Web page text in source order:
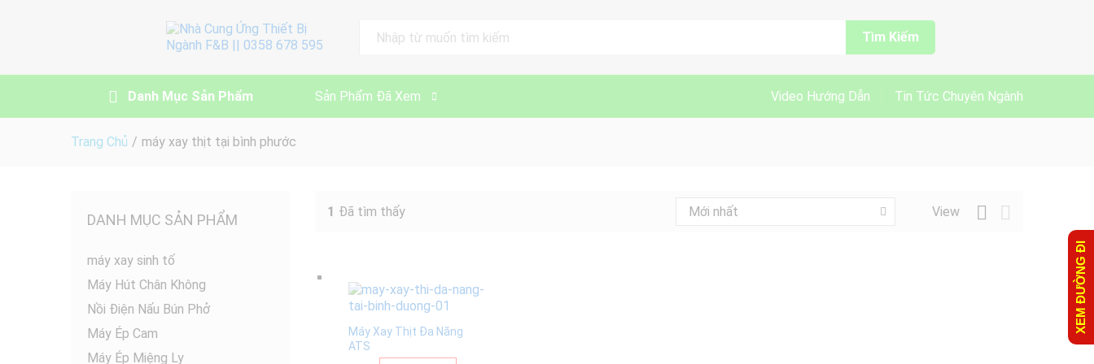
Tìm Kiếm
Danh Mục Sản Phẩm Sản Phẩm Đã Xem Video Hướng Dẫn Tin Tức Chuyên Ngành
Trang Chủ / máy xay thịt tại bình phước
1 Đã tìm thấy View
Mới nhất
Máy Xay Thịt Đa Năng
ATS
DANH MỤC SẢN PHẨM
máy xay sinh tố
Máy Hút Chân Không
Nồi Điện Nấu Bún Phở
Máy Ép Cam
Máy Ép Miệng Ly
XEM ĐƯỜNG ĐI